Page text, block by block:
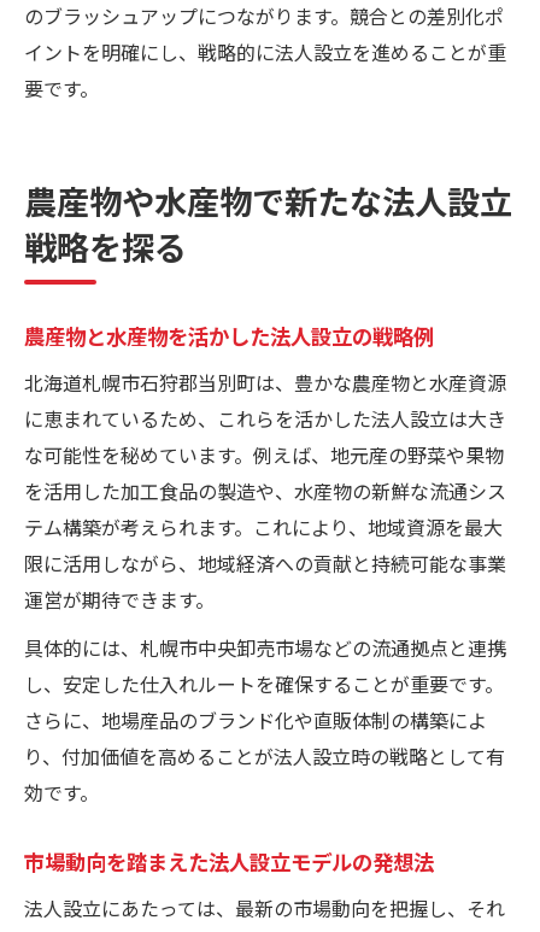
のブラッシュアップにつながります。競合との差別化ポ
イントを明確にし、戦略的に法人設立を進めることが重
要です。
農産物や水産物で新たな法人設立
戦略を探る
農産物と水産物を活かした法人設立の戦略例
北海道札幌市石狩郡当別町は、豊かな農産物と水産資源
に恵まれているため、これらを活かした法人設立は大き
な可能性を秘めています。例えば、地元産の野菜や果物
を活用した加工食品の製造や、水産物の新鮮な流通シス
テム構築が考えられます。これにより、地域資源を最大
限に活用しながら、地域経済への貢献と持続可能な事業
運営が期待できます。
具体的には、札幌市中央卸売市場などの流通拠点と連携
し、安定した仕入れルートを確保することが重要です。
さらに、地場産品のブランド化や直販体制の構築によ
り、付加価値を高めることが法人設立時の戦略として有
効です。
市場動向を踏まえた法人設立モデルの発想法
法人設立にあたっては、最新の市場動向を把握し、それ